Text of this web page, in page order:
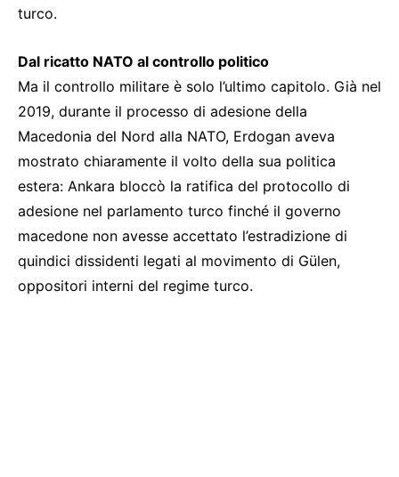
turco.
Dal ricatto NATO al controllo politico
Ma il controllo militare è solo l’ultimo capitolo. Già nel
2019, durante il processo di adesione della
Macedonia del Nord alla NATO, Erdogan aveva
mostrato chiaramente il volto della sua politica
estera: Ankara bloccò la ratifica del protocollo di
adesione nel parlamento turco finché il governo
macedone non avesse accettato l’estradizione di
quindici dissidenti legati al movimento di Gülen,
oppositori interni del regime turco.